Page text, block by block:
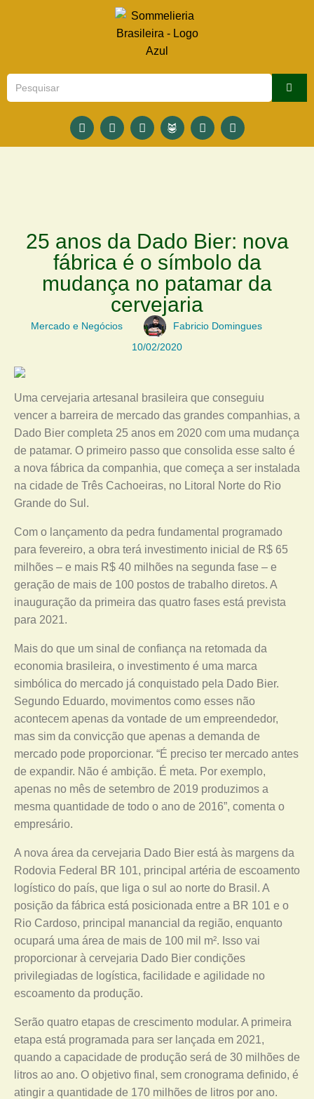
25 anos da Dado Bier: nova
fábrica é o símbolo da
mudança no patamar da
cervejaria
Mercado e Negócios
Fabricio Domingues
10/02/2020
Uma cervejaria artesanal brasileira que conseguiu
vencer a barreira de mercado das grandes companhias, a
Dado Bier completa 25 anos em 2020 com uma mudança
de patamar. O primeiro passo que consolida esse salto é
a nova fábrica da companhia, que começa a ser instalada
na cidade de Três Cachoeiras, no Litoral Norte do Rio
Grande do Sul.
Com o lançamento da pedra fundamental programado
para fevereiro, a obra terá investimento inicial de R$ 65
milhões – e mais R$ 40 milhões na segunda fase – e
geração de mais de 100 postos de trabalho diretos. A
inauguração da primeira das quatro fases está prevista
para 2021.
Mais do que um sinal de confiança na retomada da
economia brasileira, o investimento é uma marca
simbólica do mercado já conquistado pela Dado Bier.
Segundo Eduardo, movimentos como esses não
acontecem apenas da vontade de um empreendedor,
mas sim da convicção que apenas a demanda de
mercado pode proporcionar. “É preciso ter mercado antes
de expandir. Não é ambição. É meta. Por exemplo,
apenas no mês de setembro de 2019 produzimos a
mesma quantidade de todo o ano de 2016”, comenta o
empresário.
A nova área da cervejaria Dado Bier está às margens da
Rodovia Federal BR 101, principal artéria de escoamento
logístico do país, que liga o sul ao norte do Brasil. A
posição da fábrica está posicionada entre a BR 101 e o
Rio Cardoso, principal manancial da região, enquanto
ocupará uma área de mais de 100 mil m². Isso vai
proporcionar à cervejaria Dado Bier condições
privilegiadas de logística, facilidade e agilidade no
escoamento da produção.
Serão quatro etapas de crescimento modular. A primeira
etapa está programada para ser lançada em 2021,
quando a capacidade de produção será de 30 milhões de
litros ao ano. O objetivo final, sem cronograma definido, é
atingir a quantidade de 170 milhões de litros por ano.